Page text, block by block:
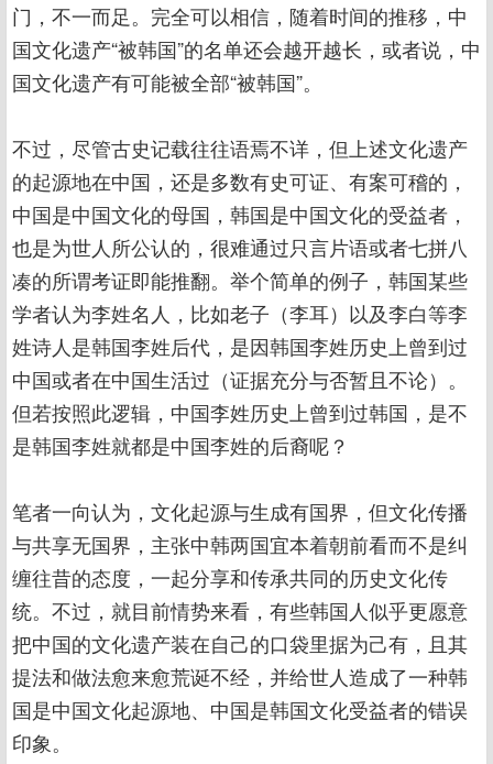
门，不一而足。完全可以相信，随着时间的推移，中
国文化遗产“被韩国”的名单还会越开越长，或者说，中
国文化遗产有可能被全部“被韩国”。
不过，尽管古史记载往往语焉不详，但上述文化遗产
的起源地在中国，还是多数有史可证、有案可稽的，
中国是中国文化的母国，韩国是中国文化的受益者，
也是为世人所公认的，很难通过只言片语或者七拼八
凑的所谓考证即能推翻。举个简单的例子，韩国某些
学者认为李姓名人，比如老子（李耳）以及李白等李
姓诗人是韩国李姓后代，是因韩国李姓历史上曾到过
中国或者在中国生活过（证据充分与否暂且不论）。
但若按照此逻辑，中国李姓历史上曾到过韩国，是不
是韩国李姓就都是中国李姓的后裔呢？
笔者一向认为，文化起源与生成有国界，但文化传播
与共享无国界，主张中韩两国宜本着朝前看而不是纠
缠往昔的态度，一起分享和传承共同的历史文化传
统。不过，就目前情势来看，有些韩国人似乎更愿意
把中国的文化遗产装在自己的口袋里据为己有，且其
提法和做法愈来愈荒诞不经，并给世人造成了一种韩
国是中国文化起源地、中国是韩国文化受益者的错误
印象。